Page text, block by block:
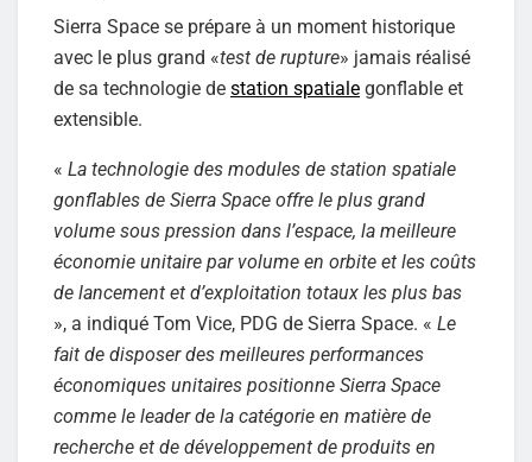
Sierra Space se prépare à un moment historique
avec le plus grand «test de rupture» jamais réalisé
de sa technologie de station spatiale gonflable et
extensible.
« La technologie des modules de station spatiale
gonflables de Sierra Space offre le plus grand
volume sous pression dans l’espace, la meilleure
économie unitaire par volume en orbite et les coûts
de lancement et d’exploitation totaux les plus bas
», a indiqué Tom Vice, PDG de Sierra Space. « Le
fait de disposer des meilleures performances
économiques unitaires positionne Sierra Space
comme le leader de la catégorie en matière de
recherche et de développement de produits en